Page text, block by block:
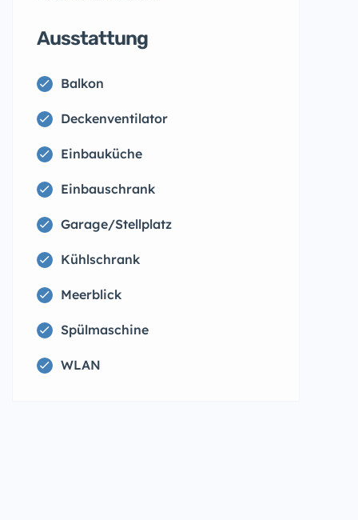
Ausstattung
Balkon
Deckenventilator
Einbauküche
Einbauschrank
Garage/Stellplatz
Kühlschrank
Meerblick
Spülmaschine
WLAN